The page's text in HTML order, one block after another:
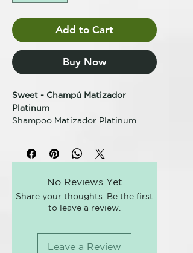
Add to Cart
Buy Now
Sweet - Champú Matizador
Platinum
Shampoo Matizador Platinum
Ayuda a prolongar el tratamiento
mascarilla Home Care garantizan
el efecto platino en rubios por
más tiempo y evita el amarillo en
vitamina B6, mezcla de proteínas
y complejo Violet Technology.
No Reviews Yet
Share your thoughts. Be the first
to leave a review.
Leave a Review